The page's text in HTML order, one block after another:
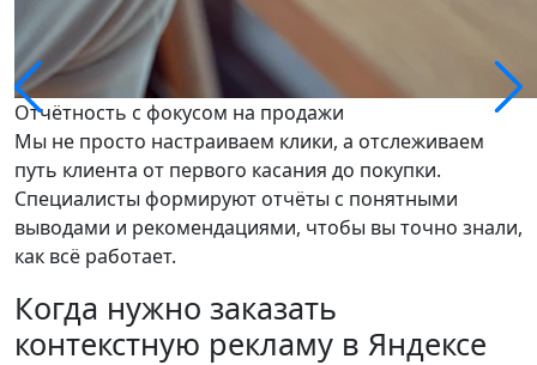
Отчётность с фокусом на продажи
Мы не просто настраиваем клики, а отслеживаем
путь клиента от первого касания до покупки.
Специалисты формируют отчёты с понятными
выводами и рекомендациями, чтобы вы точно знали,
как всё работает.
Когда нужно заказать
контекстную рекламу в Яндексе